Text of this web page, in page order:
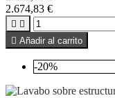
2.674,83 €
 
 Añadir al carrito
-20%